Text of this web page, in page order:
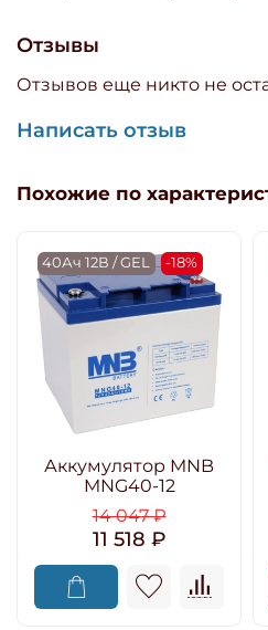
Отзывы
Отзывов еще никто не
Написать отзыв
Похожие по
40Ач 12В / GEL -18%
Аккумулятор MNB
MNG40-12
14 047 ₽
11 518 ₽